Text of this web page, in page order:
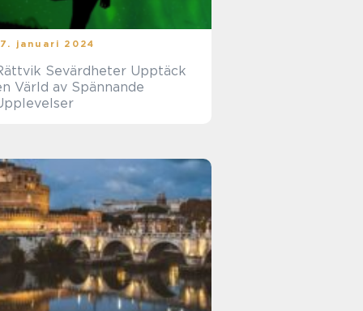
januari 2024
Sevärdheter Upptäck
Värld av Spännande